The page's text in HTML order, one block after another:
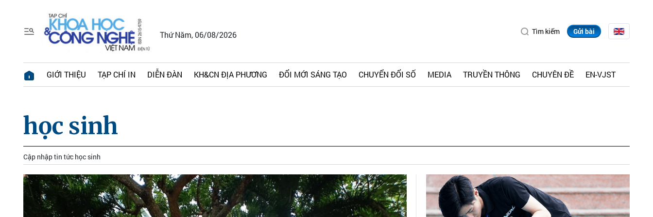
Thứ Năm, 06/08/2026 Tìm kiếm Gửi bài
GIỚI THIỆU TẠP CHÍ IN DIỄN ĐÀN KH&CN ĐỊA PHƯƠNG ĐỔI MỚI SÁNG TẠO CHUYỂN ĐỔI SỐ MEDIA TRUYỀN THÔNG CHUYÊN ĐỀ EN-VJST
học sinh
Cập nhập tin tức học sinh